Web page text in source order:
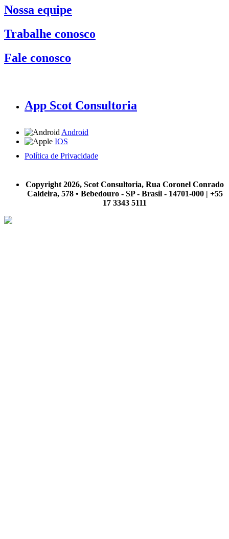
Nossa equipe
Trabalhe conosco
Fale conosco
App Scot Consultoria
Android
IOS
Política de Privacidade
Copyright 2026, Scot Consultoria, Rua Coronel Conrado
Caldeira, 578 • Bebedouro - SP - Brasil - 14701-000 | +55
17 3343 5111